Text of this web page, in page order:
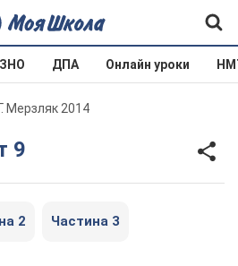
ЗНО ДПА Онлайн уроки
Мерзляк 2014
9
2 Частина 3